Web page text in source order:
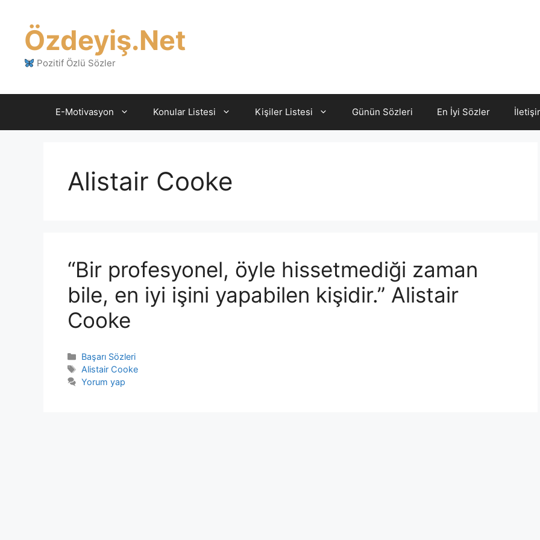
Özdeyiş.Net
Pozitif Özlü Sözler
E-Motivasyon Konular Listesi Kişiler Listesi Günün Sözleri En İyi Sözler
Alistair Cooke
“Bir profesyonel, öyle hissetmediği zaman
bile, en iyi işini yapabilen kişidir.” Alistair
Cooke
Kategoriler
Başarı Sözleri
Etiketler
Alistair Cooke
Yorum yap